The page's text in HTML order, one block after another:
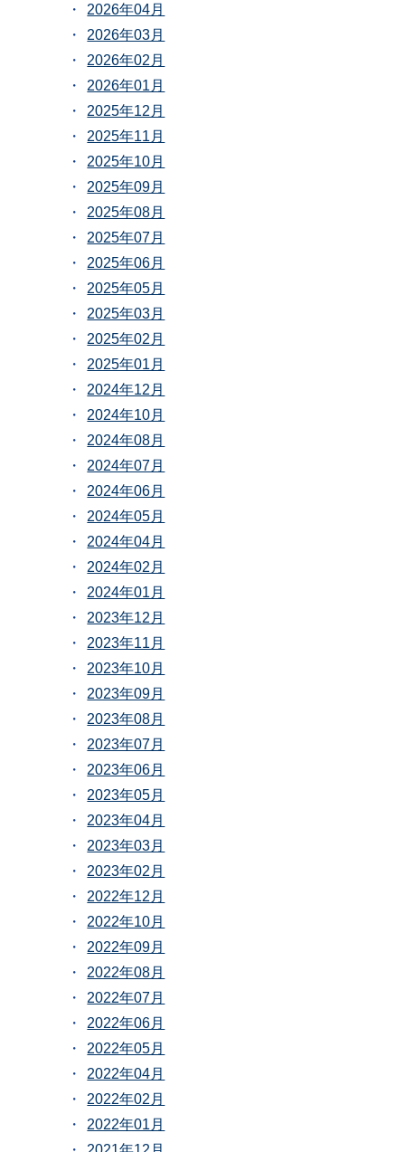
2026年04月
2026年03月
2026年02月
2026年01月
2025年12月
2025年11月
2025年10月
2025年09月
2025年08月
2025年07月
2025年06月
2025年05月
2025年03月
2025年02月
2025年01月
2024年12月
2024年10月
2024年08月
2024年07月
2024年06月
2024年05月
2024年04月
2024年02月
2024年01月
2023年12月
2023年11月
2023年10月
2023年09月
2023年08月
2023年07月
2023年06月
2023年05月
2023年04月
2023年03月
2023年02月
2022年12月
2022年10月
2022年09月
2022年08月
2022年07月
2022年06月
2022年05月
2022年04月
2022年02月
2022年01月